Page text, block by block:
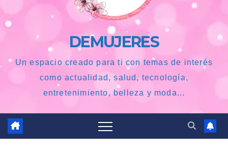
DEMUJERES
Un espacio creado para ti con temas de interés
como actualidad, salud, tecnología,
entretenimiento, belleza y moda...